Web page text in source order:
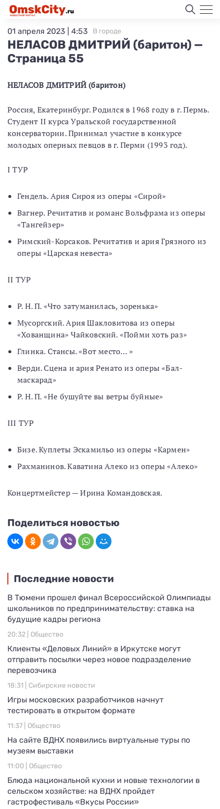
НЕЛАСОВ ДМИТРИЙ (баритон) —
Страница 55
01 апреля 2023 | 4:53 В городе
НЕЛАСОВ ДМИТРИЙ (баритон)
Россия, Екатеринбург. Родился в 1968 году в г. Пермь.
Студент II курса Уральской государственной
консерватории. Принимал участие в конкурсе
молодых оперных певцов в г. Перми (1993 год).
I ТУР
Гендель. Ария Сироя из оперы «Сирой»
Вагнер. Речитатив и романс Вольфрама из оперы
«Тангейзер»
Римский-Корсаков. Речитатив и ария Грязного из
оперы «Царская невеста»
II ТУР
Р. Н. П. «Что затуманилась, зоренька»
Мусоргский. Ария Шакловитова из оперы
«Хованщина» Чайковский. «Пойми хоть раз»
Глинка. Стансы. «Вот место… »
Верди. Сцена и ария Ренато из оперы «Бал-
маскарад»
Р. Н. П. «Не бушуйте вы ветры буйные»
III ТУР
Бизе. Куплеты Эскамильо из оперы «Кармен»
Рахманинов. Каватина Алеко из оперы «Алеко»
Концертмейстер — Ирина Командовская.
Поделиться новостью
Последние новости
В Тюмени прошел финал Всероссийской Олимпиады
школьников по предпринимательству: ставка на
будущие кадры региона
20:32 | Общество
Клиенты «Деловых Линий» в Иркутске могут
отправить посылки через новое подразделение
перевозчика
18:31 | Сибирские новости
Игры московских разработчиков начнут
тестировать в открытом формате
11:37 | Общество
На сайте ВДНХ появились виртуальные туры по
музеям выставки
11:00 | Общество
Блюда национальной кухни и новые технологии в
сельском хозяйстве: на ВДНХ пройдет
гастрофестиваль «Вкусы России»